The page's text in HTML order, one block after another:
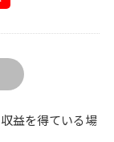
益を得ている場